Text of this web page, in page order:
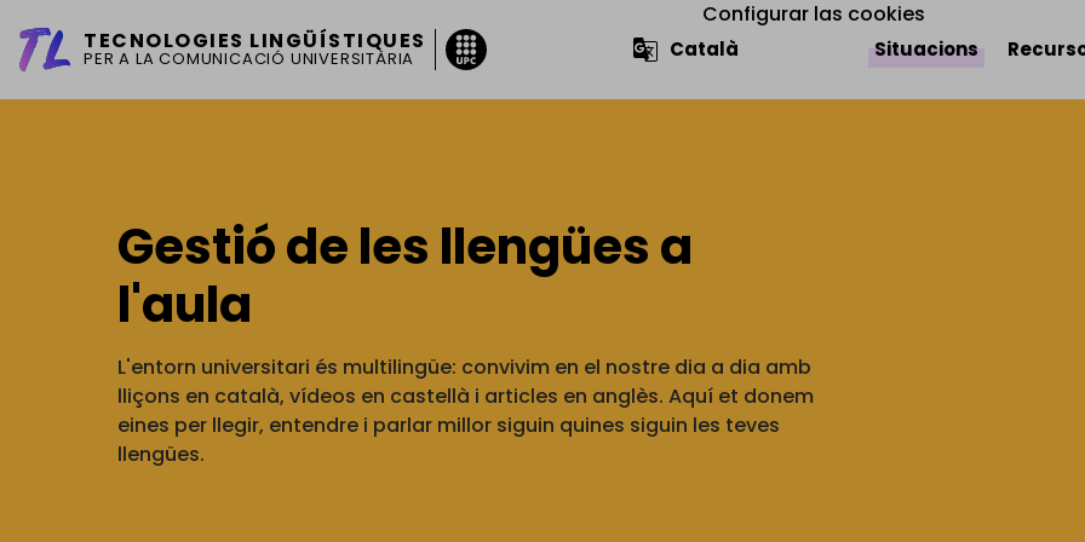
TECNOLOGIES LINGÜÍSTIQUES
PER A LA COMUNICACIÓ UNIVERSITÀRIA Situacions
Gestió de les llengües a
l'aula
L'entorn universitari és multilingüe: convivim en el nostre dia a dia amb
lliçons en català, vídeos en castellà i articles en anglès. Aquí et donem
eines per llegir, entendre i parlar millor siguin quines siguin les teves
llengües.
Configurar las cookies